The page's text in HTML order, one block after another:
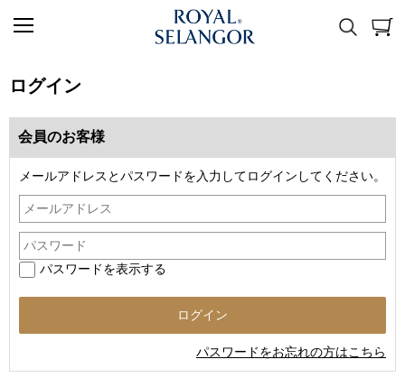
ログイン
会員のお客様
メールアドレスとパスワードを入力してログインしてください。
パスワードを表示する
パスワードをお忘れの方はこちら